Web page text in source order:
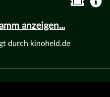
anzeigen...
durch kinoheld.de